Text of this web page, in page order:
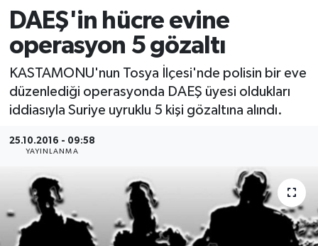
DAEŞ'in hücre evine
operasyon 5 gözaltı
KASTAMONU'nun Tosya İlçesi'nde polisin bir eve
düzenlediği operasyonda DAEŞ üyesi oldukları
iddiasıyla Suriye uyruklu 5 kişi gözaltına alındı.
25.10.2016 - 09:58
YAYINLANMA
Kültür-Sanat
Magazin
Medya
Sivil Toplum
Son Dakika Haberleri
Haber Arşivi